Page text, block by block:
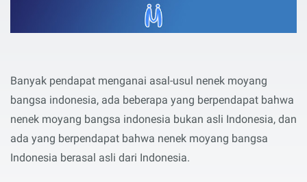
Banyak pendapat menganai asal-usul nenek moyang
bangsa indonesia, ada beberapa yang berpendapat bahwa
nenek moyang bangsa indonesia bukan asli Indonesia, dan
ada yang berpendapat bahwa nenek moyang bangsa
Indonesia berasal asli dari Indonesia.